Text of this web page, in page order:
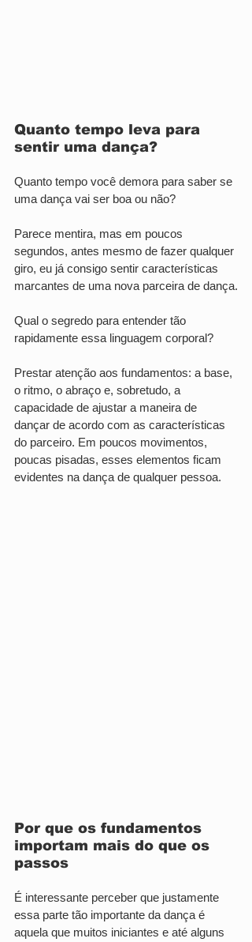
Quanto tempo leva para
sentir uma dança?
Quanto tempo você demora para saber se
uma dança vai ser boa ou não?
Parece mentira, mas em poucos
segundos, antes mesmo de fazer qualquer
giro, eu já consigo sentir características
marcantes de uma nova parceira de dança.
Qual o segredo para entender tão
rapidamente essa linguagem corporal?
Prestar atenção aos fundamentos: a base,
o ritmo, o abraço e, sobretudo, a
capacidade de ajustar a maneira de
dançar de acordo com as características
do parceiro. Em poucos movimentos,
poucas pisadas, esses elementos ficam
evidentes na dança de qualquer pessoa.
Por que os fundamentos
importam mais do que os
passos
É interessante perceber que justamente
essa parte tão importante da dança é
aquela que muitos iniciantes e até alguns